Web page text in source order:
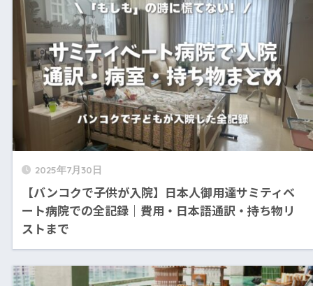
2025年7月30日
【バンコクで子供が入院】日本人御用達サミティベ
ート病院での全記録｜費用・日本語通訳・持ち物リ
ストまで